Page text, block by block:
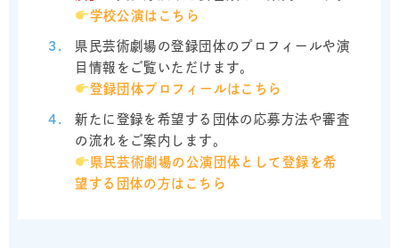
学校公演はこちら
県民芸術劇場の登録団体のプロフィールや演
目情報をご覧いただけます。
登録団体プロフィールはこちら
新たに登録を希望する団体の応募方法や審査
の流れをご案内します。
県民芸術劇場の公演団体として登録を希
望する団体の方はこちら